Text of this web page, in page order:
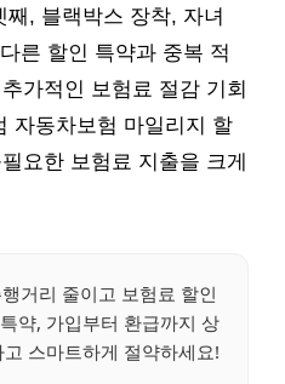
, 블랙박스 장착, 자녀
른 할인 특약과 중복 적
가적인 보험료 절감 기회
자동차보험 마일리지 할
요한 보험료 지출을 크게
거리 줄이고 보험료 할인
약, 가입부터 환급까지 상
스마트하게 절약하세요!